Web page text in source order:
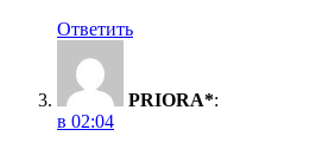
Ответить
PRIORA*:
в 02:04